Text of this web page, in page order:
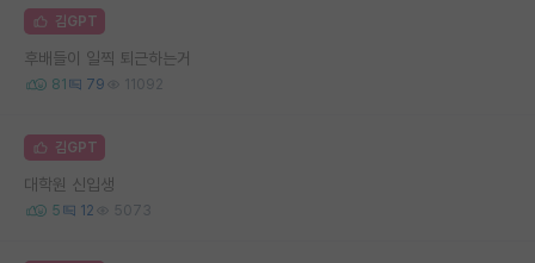
김GPT
후배들이 일찍 퇴근하는거
81 79 11092
김GPT
대학원 신입생
5 12 5073